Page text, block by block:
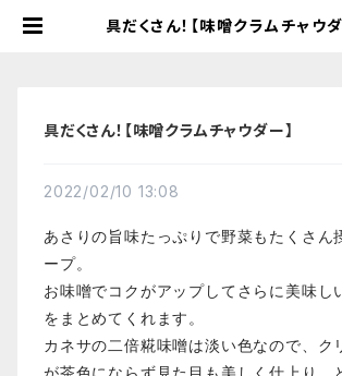
具だくさん！【味噌クラムチャウダ
具だくさん！【味噌クラムチャウダー】
2022/02/10 13:08
あさりの旨味たっぷりで野菜もたくさん
ープ。
お味噌でコクがアップしてさらに美味
をまとめてくれます。
カネサの二倍糀味噌は淡い色なので、ク
が茶色にならず見た目も美しく仕上り、